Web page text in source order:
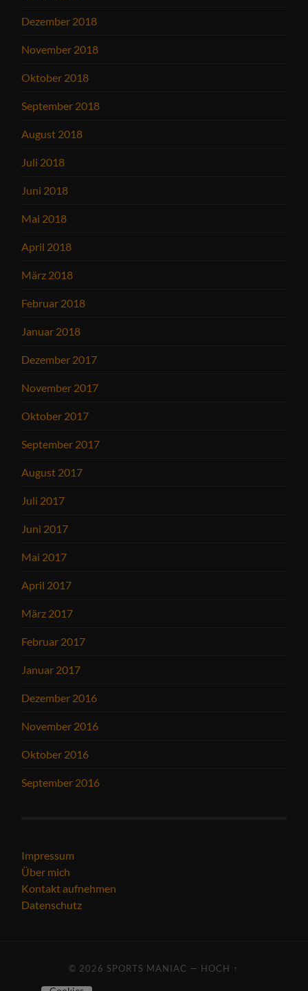
Dezember 2018
November 2018
Oktober 2018
September 2018
August 2018
Juli 2018
Juni 2018
Mai 2018
April 2018
März 2018
Februar 2018
Januar 2018
Dezember 2017
November 2017
Oktober 2017
September 2017
August 2017
Juli 2017
Juni 2017
Mai 2017
April 2017
März 2017
Februar 2017
Januar 2017
Dezember 2016
November 2016
Oktober 2016
September 2016
Impressum
Über mich
Kontakt aufnehmen
Datenschutz
© 2026 SPORTS MANIAC — HOCH ↑